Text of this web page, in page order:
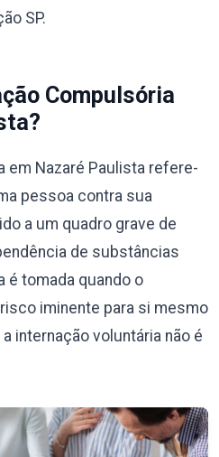
SP.
Compulsória
em Nazaré Paulista refere-
pessoa contra sua
a um quadro grave de
de substâncias
é tomada quando o
iminente para si mesmo
internação voluntária não é